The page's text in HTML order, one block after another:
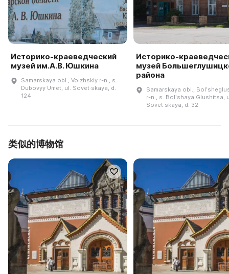
Историко-краеведческий
музей им.А.В. Юшкина
Samarskaya obl., Volzhskiy r-n., s.
Dubovyy Umet, ul. Sovet·skaya, d.
124
Историко-
музей
района
Samarskaya obl.,
r-n., s. Bolʹshaya Glushitsa,
Sovet·skaya, d. 32
类似的博物馆